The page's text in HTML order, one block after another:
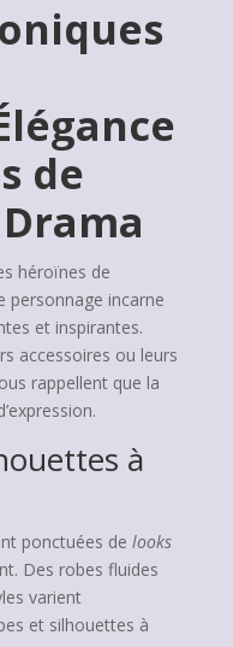
de
héroïnes de
personnage incarne
et inspirantes.
accessoires ou leurs
rappellent que la
à
ponctuées de looks
Des robes fluides
varient
et silhouettes à